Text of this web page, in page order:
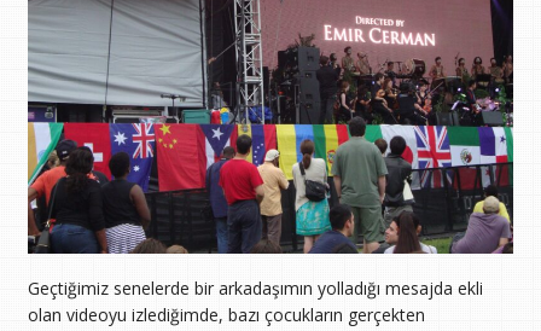
Geçtiğimiz senelerde bir arkadaşımın yolladığı mesajda ekli
olan videoyu izlediğimde, bazı çocukların gerçekten